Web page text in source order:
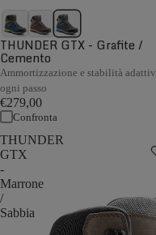
THUNDER GTX - Grafite /
Cemento
Ammortizzazione e stabilità
ogni passo
€279,00
Confronta
THUNDER
GTX
-
Marrone
/
Sabbia